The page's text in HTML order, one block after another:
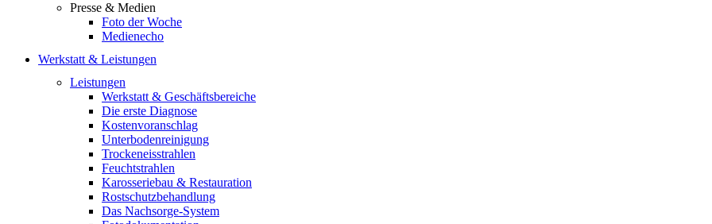
Presse & Medien
Foto der Woche
Medienecho
Werkstatt & Leistungen
Leistungen
Werkstatt & Geschäftsbereiche
Die erste Diagnose
Kostenvoranschlag
Unterbodenreinigung
Trockeneisstrahlen
Feuchtstrahlen
Karosseriebau & Restauration
Rostschutzbehandlung
Das Nachsorge-System